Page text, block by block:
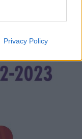
Privacy Policy